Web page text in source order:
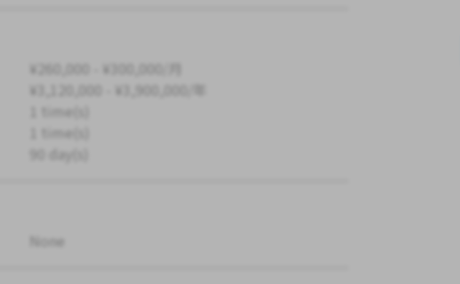
¥260,000 - ¥300,000/月
¥3,120,000 - ¥3,900,000/年
1 time(s)
1 time(s)
90 day(s)
None